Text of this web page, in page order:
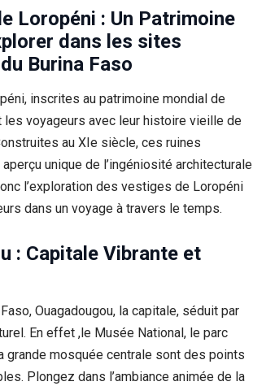
Loropéni : Un Patrimoine
dans les sites
Burina Faso
inscrites au patrimoine mondial de
les voyageurs avec leur histoire vieille de
au XIe siècle, ces ruines
unique de l’ingéniosité architecturale
l’exploration des vestiges de Loropéni
dans un voyage à travers le temps.
: Capitale Vibrante et
Ouagadougou, la capitale, séduit par
En effet ,le Musée National, le parc
grande mosquée centrale sont des points
Plongez dans l’ambiance animée de la